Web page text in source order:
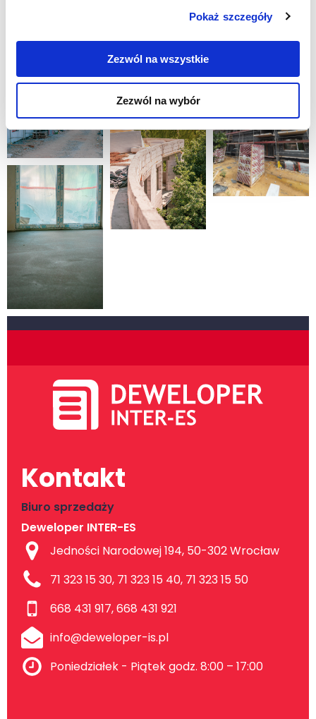
Pokaż szczegóły
Zezwól na wszystkie
Zezwól na wybór
Kontakt
Biuro sprzedaży
Deweloper INTER-ES
Jedności Narodowej 194, 50-302 Wrocław
71 323 15 30, 71 323 15 40, 71 323 15 50
668 431 917, 668 431 921
info@deweloper-is.pl
Poniedziałek - Piątek godz. 8:00 – 17:00